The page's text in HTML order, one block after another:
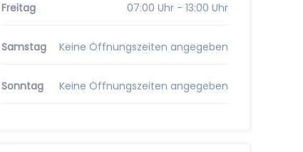
Freitag 07:00 Uhr - 13:00 Uhr
Samstag Keine Öffnungszeiten angegeben
Sonntag Keine Öffnungszeiten angegeben